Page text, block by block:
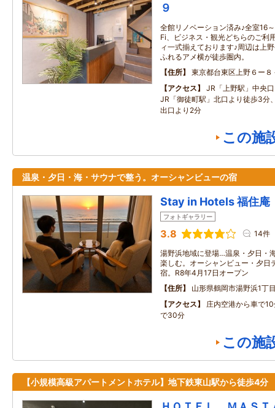
９
全館リノベーション済み♪全室16
Fi、ビジネス・観光どちらのご利
ィ一式揃えております♪周辺は上
ふれるアメ横が徒歩圏内。
住所
東京都台東区上野６ー８
アクセス
JR「上野駅」中央
JR「御徒町駅」北口より徒歩3分
出口より2分
この施
温泉・夕日・海・サウナで整う。オーシャンビューの宿
Stay in Hotels 福住庵
フォトギャラリー
3.8 14件
湯野浜地域に登場…温泉・夕日・
楽しむ。オーシャンビュー・夕日
宿。R8年4月17日オープン
住所
山形県鶴岡市湯野浜1丁
アクセス
庄内空港から車で
で30分
この施
【小規模高級アパートメントホテル】地下鉄東山駅から徒歩4分